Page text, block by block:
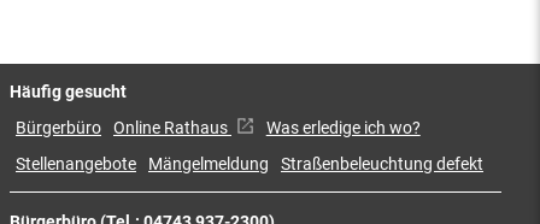
Häufig gesucht
Bürgerbüro Online Rathaus
Was erledige ich wo?
Stellenangebote
Mängelmeldung Straßenbeleuchtung defekt